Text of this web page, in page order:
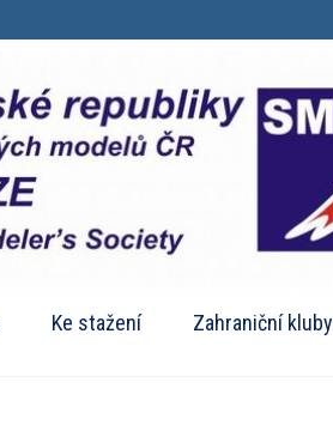
Ke stažení Zahraniční kluby